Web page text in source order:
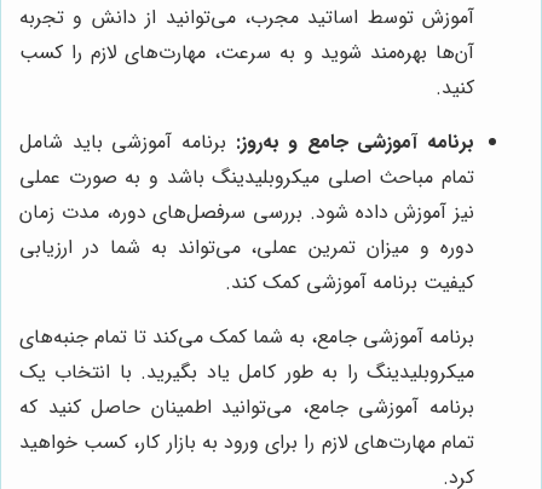
آموزش توسط اساتید مجرب، می‌توانید از دانش و تجربه
آن‌ها بهره‌مند شوید و به سرعت، مهارت‌های لازم را کسب
کنید.
برنامه آموزشی جامع و به‌روز: برنامه آموزشی باید شامل
تمام مباحث اصلی میکروبلیدینگ باشد و به صورت عملی
نیز آموزش داده شود. بررسی سرفصل‌های دوره، مدت زمان
دوره و میزان تمرین عملی، می‌تواند به شما در ارزیابی
کیفیت برنامه آموزشی کمک کند.
برنامه آموزشی جامع، به شما کمک می‌کند تا تمام جنبه‌های
میکروبلیدینگ را به طور کامل یاد بگیرید. با انتخاب یک
برنامه آموزشی جامع، می‌توانید اطمینان حاصل کنید که
تمام مهارت‌های لازم را برای ورود به بازار کار، کسب خواهید
کرد.